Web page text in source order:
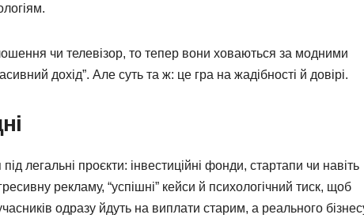
чи телевізор, то тепер вони ховаються за модними
дохід”. Але суть та ж: це гра на жадібності й довірі.
легальні проєкти: інвестиційні фонди, стартапи чи навіть
рекламу, “успішні” кейси й психологічний тиск, щоб
одразу йдуть на виплати старим, а реального